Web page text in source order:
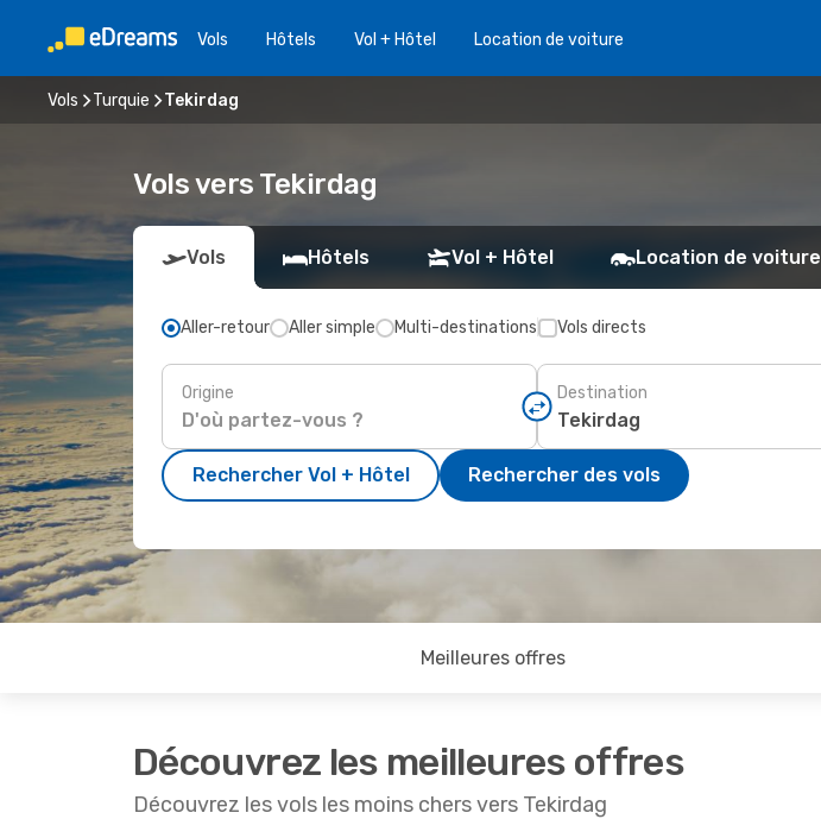
Vols Hôtels Vol + Hôtel Location de voiture
Vols Turquie Tekirdag
Vols vers Tekirdag
Vols Hôtels Vol + Hôtel Location de voiture
Aller-retour Aller simple Multi-destinations Vols directs
Origine Destination
Rechercher Vol + Hôtel Rechercher des vols
Meilleures offres
Découvrez les meilleures offres
Découvrez les vols les moins chers vers Tekirdag